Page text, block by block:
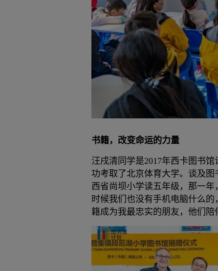
书籍，改变命运的力量
汪戌清同学是2017年西卡图书
功考取了北京体育大学。谈及
西省尚坝小学读五年级，那一
时候我们也没有手机电脑什么
籍成为我最忠实的朋友，他们